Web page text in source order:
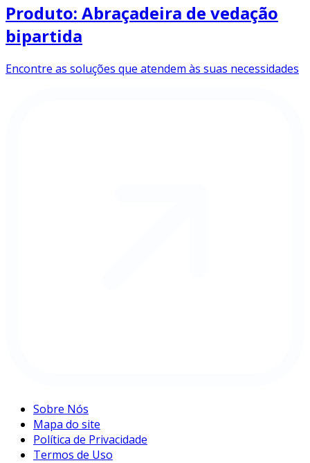
Produto: Abraçadeira de vedação
bipartida
Encontre as soluções que atendem às suas necessidades
Sobre Nós
Mapa do site
Política de Privacidade
Termos de Uso